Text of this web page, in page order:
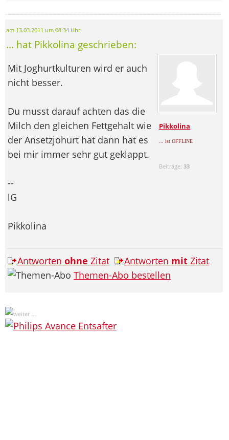
am 13.03.2011 um 08:34 Uhr
... hat Pikkolina geschrieben:
Pikkolina
... ist OFFLINE
Beiträge:33
Mit Joghurtkulturen wird er auch
nicht besser.
Du musst darauf achten das die
Milch den gleichen Fettgehalt wie
der Ansetzjohurt hat dann hat es
bei mir immer sehr gut geklappt.
--
lG
Pikkolina
Antworten ohne Zitat Antworten mit Zitat
Themen-Abo bestellen